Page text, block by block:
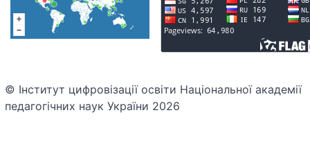
© Інститут цифровізації освіти Національної академії
педагогічних наук України 2026